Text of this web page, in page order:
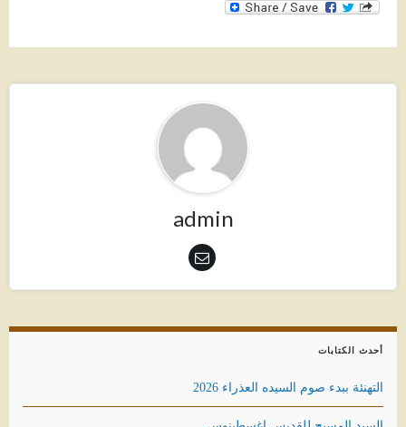
admin
أحدث الكتابات
التهنئة ببدء صوم السيده العذراء 2026